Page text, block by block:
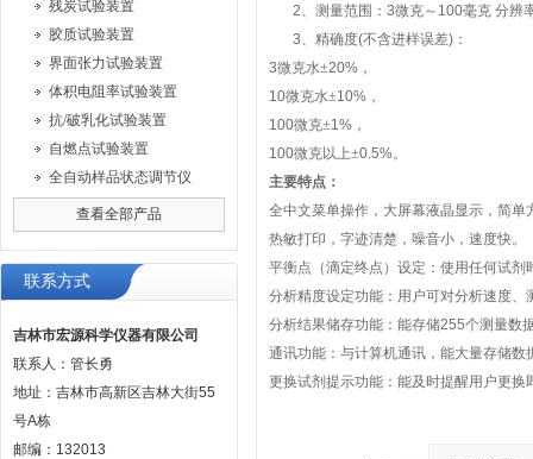
残炭试验装置
胶质试验装置
界面张力试验装置
体积电阻率试验装置
抗/破乳化试验装置
自燃点试验装置
全自动样品状态调节仪
查看全部产品
联系方式
吉林市宏源科学仪器有限公司
联系人：管长勇
地址：吉林市高新区吉林大街55
号A栋
邮编：132013
2、测量范围：3微克～ 100毫克 分辨
3、精确度(不含进样误差) ：
3微克水±20% ，
10微克水±10% ，
100微克±1% ，
100微克以上±0.5%。
主要特点：
全中文菜单操作，大屏幕液晶显示，简单
热敏打印，字迹清楚，噪音小，速度快。
平衡点（滴定终点）设定：使用任何试
分析精度设定功能：用户可对分析速度、
分析结果储存功能：能存储255个测量数
通讯功能：与计算机通讯，能大量存储
更换试剂提示功能：能及时提醒用户更换